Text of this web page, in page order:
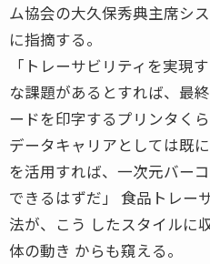
ム協会の大久保秀典主席シ
に指摘する。
「トレーサビリティを実現
な課題があるとすれば、最
ードを印字するプリンタくら
データキャリアとしては既
を活用すれば、一次元バー
できるはずだ」 食品トレー
法が、こう したスタイルに
体の動き からも窺える。